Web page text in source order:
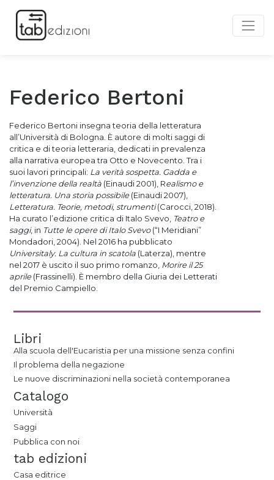
Federico Bertoni
Federico Bertoni insegna teoria della letteratura
all’Università di Bologna. È autore di molti saggi di
critica e di teoria letteraria, dedicati in prevalenza
alla narrativa europea tra Otto e Novecento. Tra i
suoi lavori principali: La verità sospetta. Gadda e
l’invenzione della realtà (Einaudi 2001), Realismo e
letteratura. Una storia possibile(Einaudi 2007),
Letteratura. Teorie, metodi, strumenti(Carocci, 2018).
Ha curato l’edizione critica di Italo Svevo, Teatro e
saggi, in Tutte le opere di Italo Svevo(“I Meridiani”
Mondadori, 2004). Nel 2016 ha pubblicato
Universitaly. La cultura in scatola (Laterza), mentre
nel 2017 è uscito il suo primo romanzo, Morire il 25
aprile(Frassinelli). È membro della Giuria dei Letterati
del Premio Campiello.
Libri
Alla scuola dell'Eucaristia per una missione senza confini
Il problema della negazione
Le nuove discriminazioni nella società contemporanea
Catalogo
Università
Saggi
Pubblica con noi
tab edizioni
Casa editrice